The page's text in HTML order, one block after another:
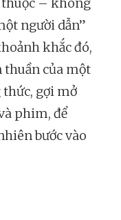
người dẫn”
khắc đó,
thuần của một
gợi mở
phim, để
bước vào